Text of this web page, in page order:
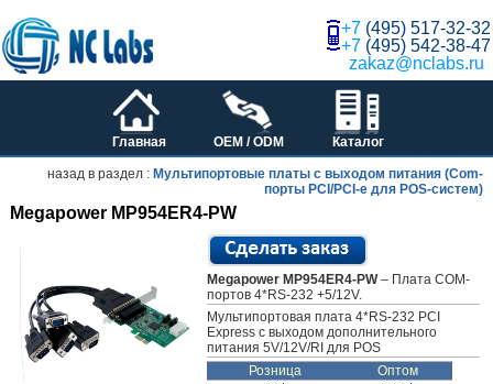
+7 (495) 517-32-32
+7 (495) 542-38-47
zakaz@nclabs.ru
Главная OEM / ODM Каталог
назад в раздел : Мультипортовые платы c выходом питания (Com-
порты PCI/PCI-e для POS-систем)
Megapower MP954ER4-PW
Megapower MP954ER4-PW– Плата COM-
портов 4*RS-232 +5/12V.
Мультипортовая плата 4*RS-232 PCI
Express с выходом дополнительного
питания 5V/12V/RI для POS
Розница
Оптом